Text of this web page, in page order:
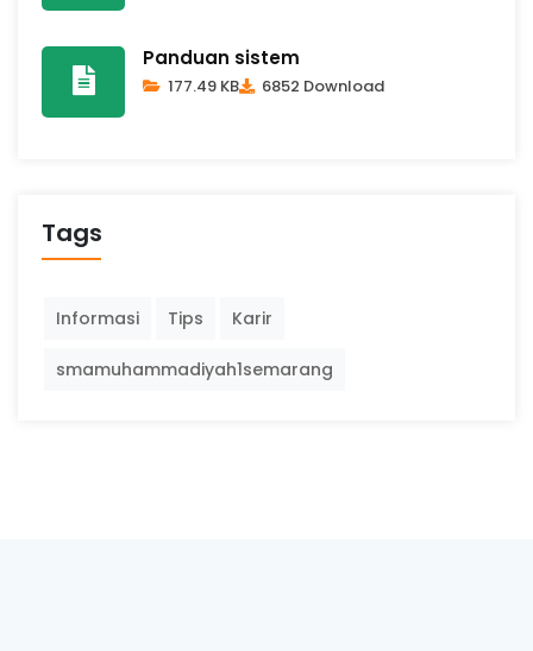
Panduan sistem
177.49 KB 6852 Download
Tags
Informasi Tips Karir
smamuhammadiyah1semarang